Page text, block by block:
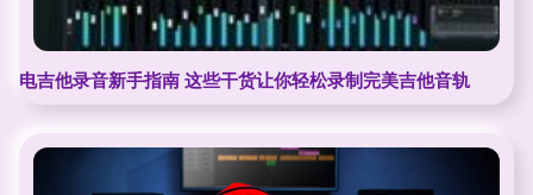
电吉他录音新手指南 这些干货让你轻松录制完美吉他音轨